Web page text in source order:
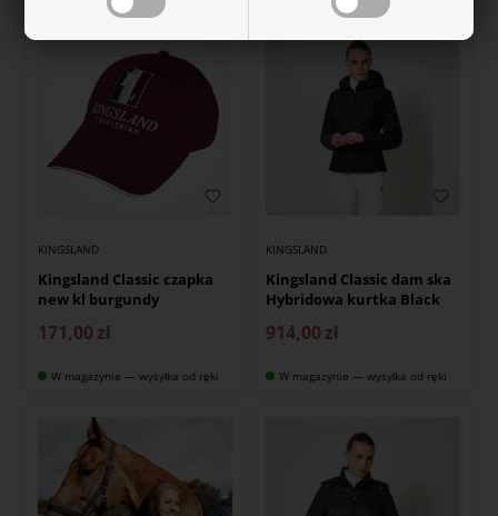
KINGSLAND
Kingsland Classic czapka
new kl burgundy
171,00 zł
W magazynie — wysyłka od ręki
KINGSLAND
Kingsland Classic dam ska
Hybridowa kurtka Black
914,00 zł
W magazynie — wysyłka od ręki